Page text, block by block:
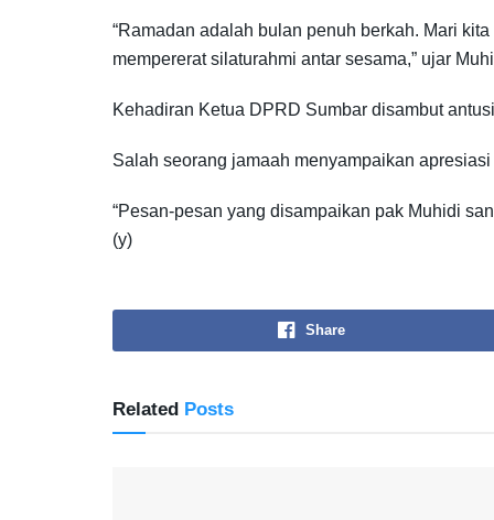
“Ramadan adalah bulan penuh berkah. Mari
mempererat silaturahmi antar sesama,” ujar
Kehadiran Ketua DPRD Sumbar disambut
Salah seorang jamaah menyampaikan
“Pesan-pesan yang disampaikan pak Muhidi
(y)
Share
Related Posts